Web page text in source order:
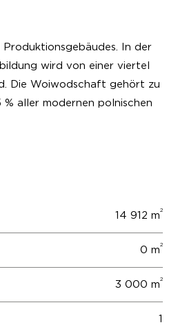
In der
wird von einer viertel
Die Woiwodschaft gehört zu
aller modernen polnischen
14 912 m2
0 m2
3 000 m2
1